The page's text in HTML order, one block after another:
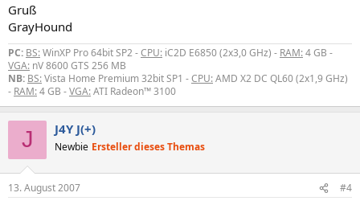
Gruß
GrayHound
PC: BS:WinXP Pro 64bit SP2 -CPU: iC2D E6850 (2x3,0 GHz) - RAM:4 GB -
VGA: nV 8600 GTS 256 MB
NB: BS:Vista Home Premium 32bit SP1 -CPU:AMD X2 DC QL60 (2x1,9 GHz)
- RAM:4 GB -VGA:ATI Radeon™ 3100
J J4Y J(+)
Newbie Ersteller dieses Themas
13. August 2007 #4